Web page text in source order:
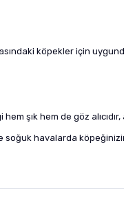
köpekler için
şık hem de göz
soğuk havalarda